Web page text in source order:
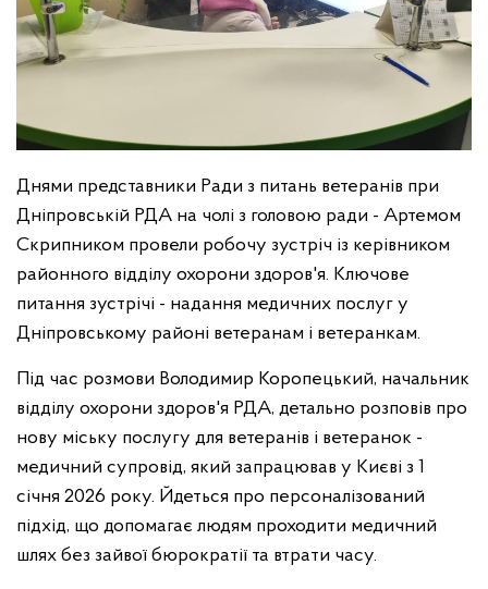
Днями представники Ради з питань ветеранів при
Дніпровській РДА на чолі з головою ради - Артемом
Скрипником провели робочу зустріч із керівником
районного відділу охорони здоров'я. Ключове
питання зустрічі - надання медичних послуг у
Дніпровському районі ветеранам і ветеранкам.
Під час розмови Володимир Коропецький, начальник
відділу охорони здоров'я РДА, детально розповів про
нову міську послугу для ветеранів і ветеранок -
медичний супровід, який запрацював у Києві з 1
січня 2026 року. Йдеться про персоналізований
підхід, що допомагає людям проходити медичний
шлях без зайвої бюрократії та втрати часу.